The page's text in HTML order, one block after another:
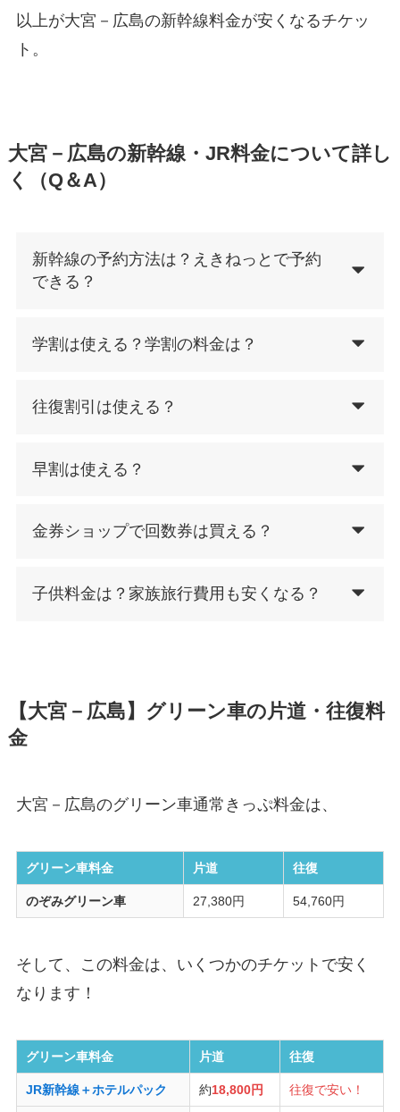
以上が大宮－広島の新幹線料金が安くなるチケッ
ト。
大宮－広島の新幹線・JR料金について詳し
く（Q＆A）
新幹線の予約方法は？えきねっとで予約
できる？
学割は使える？学割の料金は？
往復割引は使える？
早割は使える？
金券ショップで回数券は買える？
子供料金は？家族旅行費用も安くなる？
【大宮－広島】グリーン車の片道・往復料
金
大宮－広島のグリーン車通常きっぷ料金は、
グリーン車料金 片道 往復
のぞみグリーン車 27,380円 54,760円
そして、この料金は、いくつかのチケットで安く
なります！
グリーン車料金 片道 往復
JR新幹線＋ホテルパック 約18,800円 往復で安い！